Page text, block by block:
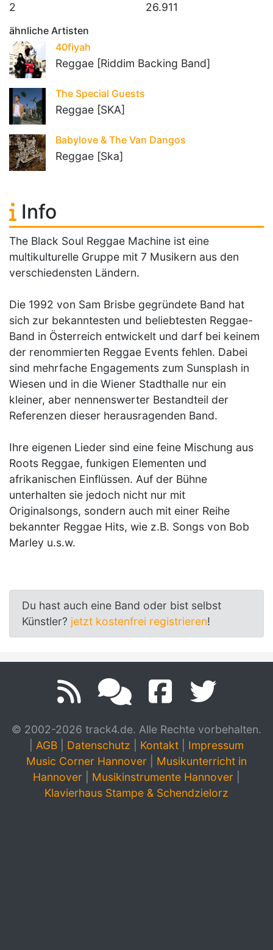
2
26.911
ähnliche Artisten
40fiyah
Reggae [Riddim Backing Band]
The Special Guests
Reggae [SKA]
Babylove & The Van Dangos
Reggae [Ska]
Info
The Black Soul Reggae Machine ist eine
multikulturelle Gruppe mit 7 Musikern aus den
verschiedensten Ländern.
Die 1992 von Sam Brisbe gegründete Band hat
sich zur bekanntesten und beliebtesten Reggae-
Band in Österreich entwickelt und darf bei keinem
der renommierten Reggae Events fehlen. Dabei
sind mehrfache Engagements zum Sunsplash in
Wiesen und in die Wiener Stadthalle nur ein
kleiner, aber nennenswerter Bestandteil der
Referenzen dieser herausragenden Band.
Ihre eigenen Lieder sind eine feine Mischung aus
Roots Reggae, funkigen Elementen und
afrikanischen Einflüssen. Auf der Bühne
unterhalten sie jedoch nicht nur mit
Originalsongs, sondern auch mit einer Reihe
bekannter Reggae Hits, wie z.B. Songs von Bob
Marley u.s.w.
Du hast auch eine Band oder bist selbst
Künstler? jetzt kostenfrei registrieren!
© 2002-2026 track4.de. Alle Rechte vorbehalten.
AGB Datenschutz Kontakt
Impressum
Music Corner Hannover
Musikunterricht in
Hannover
Musikinstrumente Hannover
Klavierhaus Stampe & Schendzielorz